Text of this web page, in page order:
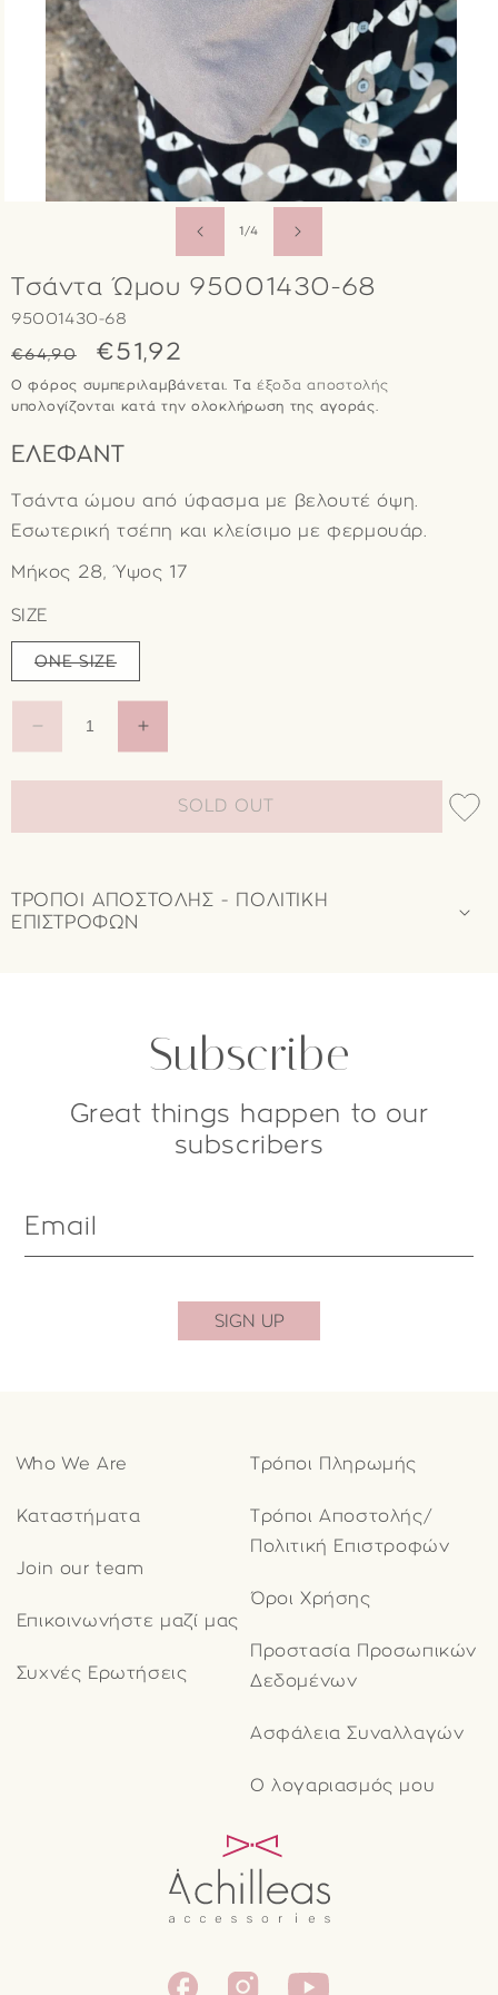
ΒΟΗΘΗΤΙΚΌ
ΠΑΡΆΘΥΡΟ
1 /από
4
Τσάντα Ώμου 95001430-68
SKU:
95001430-68
Κανονική
τιμή
€64,90
Τιμή
έκπτωσης
€51,92
Ο φόρος συμπεριλαμβάνεται. Τα έξοδα αποστολής
υπολογίζονται κατά την ολοκλήρωση της αγοράς.
ΕΛΕΦΑΝΤ
Τσάντα ώμου από ύφασμα με βελουτέ όψη.
Εσωτερική τσέπη και κλείσιμο με φερμουάρ.
Μήκος 28, Ύψος 17
SIZE
ONE SIZEΗ
ή
δεν
διαθέσιμη
ΜΕΊΩΣΗ
ΠΟΣΌΤΗΤΑΣ
ΓΙΑ
ΏΜΟΥ
ΑΎΞΗΣΗ
ΠΟΣΌΤΗΤΑΣ
ΓΙΑ
ΤΣΆΝΤΑ
ΏΜΟΥ
SOLD OUT
ΤΡΟΠΟΙ ΑΠΟΣΤΟΛΗΣ - ΠΟΛΙΤΙΚΗ
ΕΠΙΣΤΡΟΦΩΝ
Subscribe
Great things happen to our
subscribers
Email
SIGN UP
Who We Are
Καταστήματα
Join our team
Επικοινωνήστε μαζί μας
Συχνές Ερωτήσεις
Τρόποι Πληρωμής
Τρόποι Αποστολής/
Πολιτική Επιστροφών
Όροι Χρήσης
Προστασία Προσωπικών
Δεδομένων
Ασφάλεια Συναλλαγών
Ο λογαριασμός μου